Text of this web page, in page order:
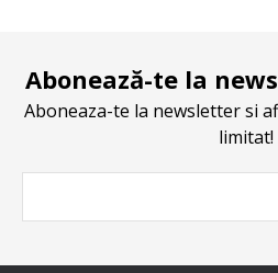
Abonează-te la
Aboneaza-te la newsletter si
limitat!